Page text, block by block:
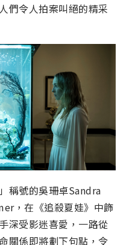
們令人拍案叫絕的精采
稱號的吳珊卓Sandra
，在《追殺夏娃》中飾
深受影迷喜愛，一路從
關係即將劃下句點，令